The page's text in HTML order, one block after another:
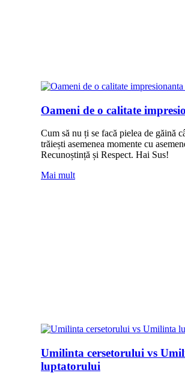
Oameni de o calitate
Cum să nu ți se facă pielea de găină
trăiești asemenea momente cu
Recunoștință și Respect. Hai Sus!
Mai mult
Umilinta cersetorului vs
luptatorului